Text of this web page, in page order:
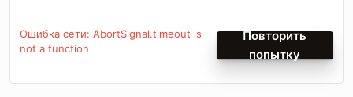
Ошибка сети: AbortSignal.timeout is
not a function
Повторить
попытку